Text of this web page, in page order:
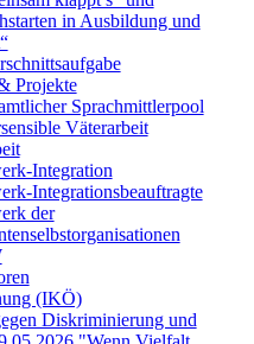
in Ausbildung und
Projekte
Sprachmittlerpool
Väterarbeit
Integration
Integrationsbeauftragte
der
(IKÖ)
Diskriminierung und